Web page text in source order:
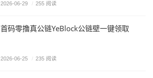
2026-06-29 / 255 阅读
首码零撸真公链YeBlock公链壁一键领取
2026-06-25 / 235 阅读